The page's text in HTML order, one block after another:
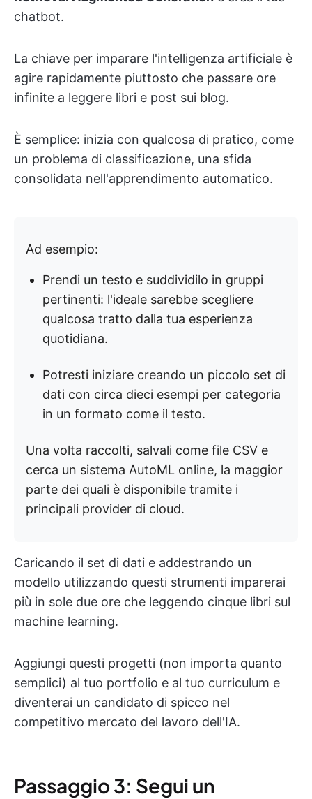
chatbot.
La chiave per imparare l'intelligenza artificiale è
agire rapidamente piuttosto che passare ore
infinite a leggere libri e post sui blog.
È semplice: inizia con qualcosa di pratico, come
un problema di classificazione, una sfida
consolidata nell'apprendimento automatico.
Ad esempio:
Prendi un testo e suddividilo in gruppi
pertinenti: l'ideale sarebbe scegliere
qualcosa tratto dalla tua esperienza
quotidiana.
Potresti iniziare creando un piccolo set di
dati con circa dieci esempi per categoria
in un formato come il testo.
Una volta raccolti, salvali come file CSV e
cerca un sistema AutoML online, la maggior
parte dei quali è disponibile tramite i
principali provider di cloud.
Caricando il set di dati e addestrando un
modello utilizzando questi strumenti imparerai
più in sole due ore che leggendo cinque libri sul
machine learning.
Aggiungi questi progetti (non importa quanto
semplici) al tuo portfolio e al tuo curriculum e
diventerai un candidato di spicco nel
competitivo mercato del lavoro dell'IA.
Passaggio 3: Segui un